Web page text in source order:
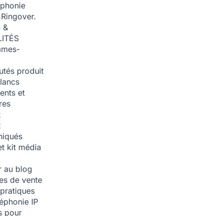
&
produit
et
kit média
au blog
de vente
IP
pour